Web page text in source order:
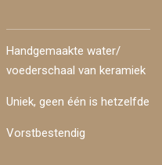
Handgemaakte water/
voederschaal van keramiek
Uniek, geen één is hetzelfde
Vorstbestendig